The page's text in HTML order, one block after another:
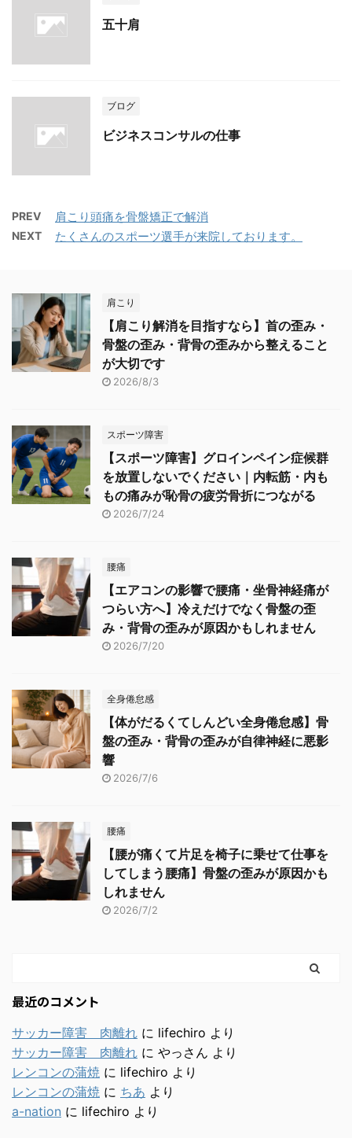
五十肩
ブログ
ビジネスコンサルの仕事
PREV 肩こり頭痛を骨盤矯正で解消
NEXT たくさんのスポーツ選手が来院しております。
肩こり
【肩こり解消を目指すなら】首の歪み・
骨盤の歪み・背骨の歪みから整えること
が大切です
2026/8/3
スポーツ障害
【スポーツ障害】グロインペイン症候群
を放置しないでください｜内転筋・内も
もの痛みが恥骨の疲労骨折につながる
2026/7/24
腰痛
【エアコンの影響で腰痛・坐骨神経痛が
つらい方へ】冷えだけでなく骨盤の歪
み・背骨の歪みが原因かもしれません
2026/7/20
全身倦怠感
【体がだるくてしんどい全身倦怠感】骨
盤の歪み・背骨の歪みが自律神経に悪影
響
2026/7/6
腰痛
【腰が痛くて片足を椅子に乗せて仕事を
してしまう腰痛】骨盤の歪みが原因かも
しれません
2026/7/2
最近のコメント
サッカー障害 肉離れ に lifechiro より
サッカー障害 肉離れ に やっさん より
レンコンの蒲焼 に lifechiro より
レンコンの蒲焼 に ちあ より
a-nation に lifechiro より